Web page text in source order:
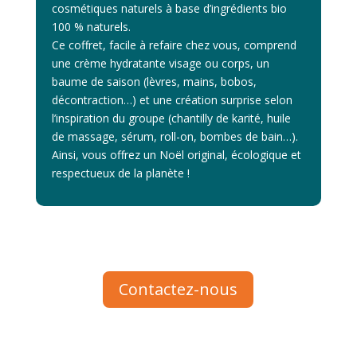
cosmétiques naturels à base d’ingrédients bio
100 % naturels.
Ce coffret, facile à refaire chez vous, comprend
une crème hydratante visage ou corps, un
baume de saison (lèvres, mains, bobos,
décontraction…) et une création surprise selon
l’inspiration du groupe (chantilly de karité, huile
de massage, sérum, roll-on, bombes de bain…).
Ainsi, vous offrez un Noël original, écologique et
respectueux de la planète !
Contactez-nous